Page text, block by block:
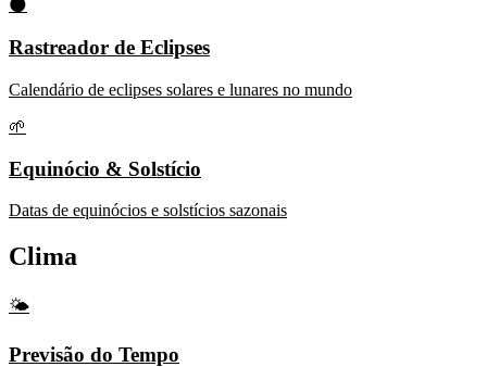
🌑
Rastreador de Eclipses
Calendário de eclipses solares e lunares no mundo
🌱
Equinócio & Solstício
Datas de equinócios e solstícios sazonais
Clima
🌤️
Previsão do Tempo